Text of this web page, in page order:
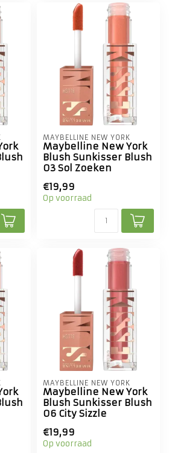
MAYBELLINE NEW YORK
Maybelline New York
Blush Sunkisser Blush
03 Sol Zoeken
€19,99
Op voorraad
MAYBELLINE NEW YORK
Maybelline New York
Blush Sunkisser Blush
06 City Sizzle
€19,99
Op voorraad